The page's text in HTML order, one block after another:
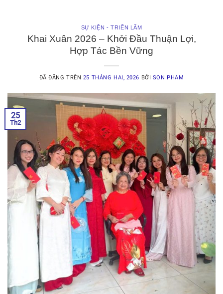
SỰ KIỆN - TRIỂN LÃM
Khai Xuân 2026 – Khởi Đầu Thuận Lợi,
Hợp Tác Bền Vững
ĐÃ ĐĂNG TRÊN 25 THÁNG HAI, 2026 BỞI SON PHAM
25
Th2